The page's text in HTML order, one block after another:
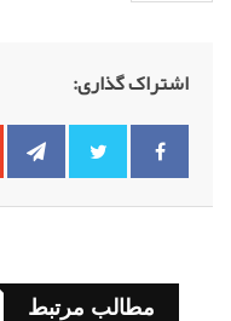
اشتراک گذاری:
مطالب مرتبط